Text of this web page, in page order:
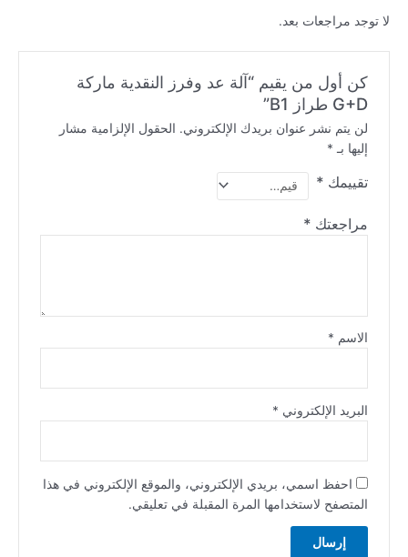
لا توجد مراجعات بعد.
كن أول من يقيم “آلة عد وفرز النقدية ماركة
G+D طراز B1”
لن يتم نشر عنوان بريدك الإلكتروني. الحقول الإلزامية مشار
إليها بـ *
تقييمك *
مراجعتك *
الاسم *
البريد الإلكتروني *
احفظ اسمي، بريدي الإلكتروني، والموقع الإلكتروني في هذا
المتصفح لاستخدامها المرة المقبلة في تعليقي.